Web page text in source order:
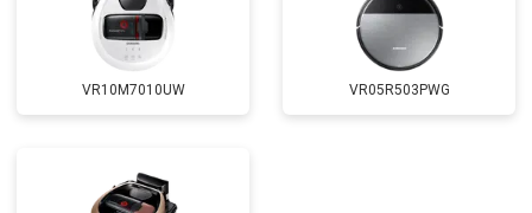
VR10M7010UW VR05R503PWG